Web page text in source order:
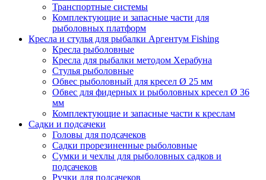
Транспортные системы
Комплектующие и запасные части для
рыболовных платформ
Кресла и стулья для рыбалки Аргентум Fishing
Кресла рыболовные
Кресла для рыбалки методом Херабуна
Стулья рыболовные
Обвес рыболовный для кресел Ø 25 мм
Обвес для фидерных и рыболовных кресел Ø 36
мм
Комплектующие и запасные части к креслам
Садки и подсачеки
Головы для подсачеков
Садки прорезиненные рыболовные
Сумки и чехлы для рыболовных садков и
подсачеков
Ручки для подсачеков